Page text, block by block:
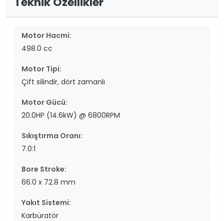
Motor Hacmi:
498.0 cc
Motor Tipi:
Çift silindir, dört zamanlı
Motor Gücü:
20.0HP (14.6kW) @ 6800RPM
Sıkıştırma Oranı:
7.0:1
Bore Stroke:
66.0 x 72.8 mm
Yakıt Sistemi:
Karbüratör